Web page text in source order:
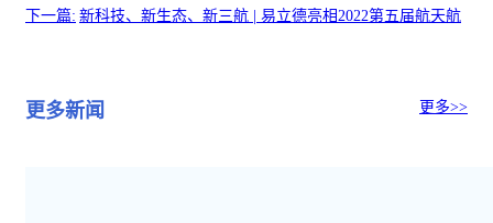
下一篇: 新科技、新生态、新三航 | 易立德亮相2022第五届航天航
更多新闻 更多>>